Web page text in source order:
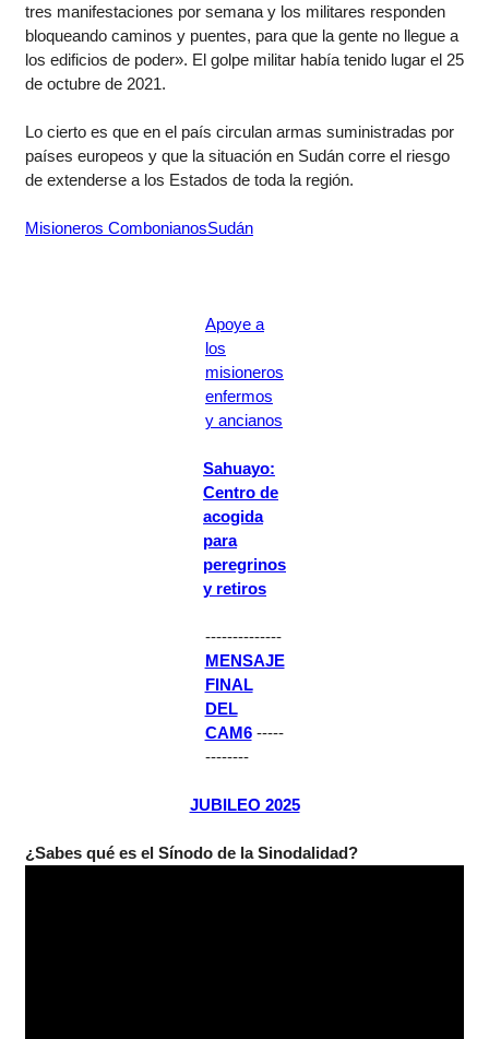
tres manifestaciones por semana y los militares responden
bloqueando caminos y puentes, para que la gente no llegue a
los edificios de poder». El golpe militar había tenido lugar el 25
de octubre de 2021.
Lo cierto es que en el país circulan armas suministradas por
países europeos y que la situación en Sudán corre el riesgo
de extenderse a los Estados de toda la región.
Misioneros CombonianosSudán
Apoye a
los
misioneros
enfermos
y ancianos
Sahuayo:
Centro de
acogida
para
peregrinos
y retiros
--------------
MENSAJE
FINAL
DEL
CAM6-----
--------
JUBILEO 2025
¿Sabes qué es el Sínodo de la Sinodalidad?